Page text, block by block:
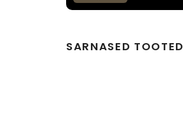
SARNASED TOOTED